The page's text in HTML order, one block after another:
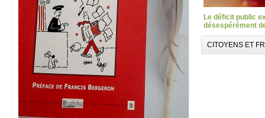
Le déficit public
désespérément
CITOYENS ET